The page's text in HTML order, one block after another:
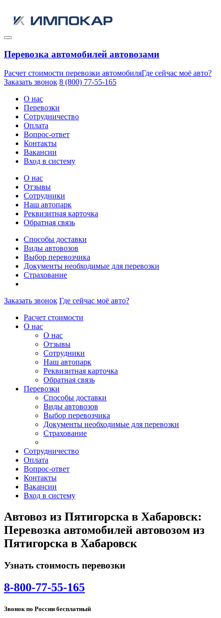
Перевозка автомобилей автовозами
Расчет стоимости перевозки автомобиляГде сейчас моё авто?
Заказать звонок 8 (800) 77-55-165
О нас
Перевозки
Сотрудничество
Оплата
Вопрос-ответ
Контакты
Вакансии
Вход в систему
О нас
Отзывы
Сотрудники
Наш автопарк
Реквизитная карточка
Обратная связь
Способы доставки
Виды автовозов
Выбор перевозчика
Документы необходимые для перевозки
Страхование
Заказать звонок Где сейчас моё авто?
Расчет стоимости
О нас
О нас
Отзывы
Сотрудники
Наш автопарк
Реквизитная карточка
Обратная связь
Перевозки
Способы доставки
Виды автовозов
Выбор перевозчика
Документы необходимые для перевозки
Страхование
Сотрудничество
Оплата
Вопрос-ответ
Контакты
Вакансии
Вход в систему
Автовоз из Пятигорска в Хабаровск:
Перевозка автомобилей автовозом из
Пятигорска в Хабаровск
Узнать стоимость перевозки
8-800-77-55-165
Звонок по России бесплатный